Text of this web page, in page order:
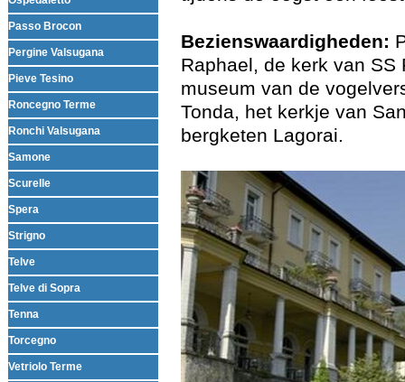
Passo Brocon
Pergine Valsugana
Pieve Tesino
Roncegno Terme
Ronchi Valsugana
Samone
Scurelle
Spera
Strigno
Telve
Telve di Sopra
Tenna
Torcegno
Vetriolo Terme
Bezienswaardigheden:
Raphael, de kerk van
museum van de
Tonda, het kerkje van
bergketen Lagorai.